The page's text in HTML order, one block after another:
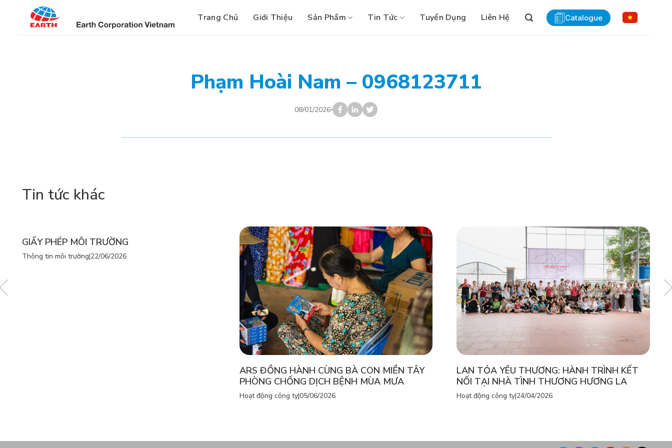
Trang Chủ Giới Thiệu Sản Phẩm Tin Tức Tuyển Dụng Liên Hệ Catalogue
Phạm Hoài Nam – 0968123711
08/01/2026
Tin tức khác
GIẤY PHÉP MÔI TRƯỜNG
Thông tin môi trường|22/06/2026
ARS ĐỒNG HÀNH CÙNG BÀ CON MIỀN TÂY
PHÒNG CHỐNG DỊCH BỆNH MÙA MƯA
Hoạt động công ty|05/06/2026
LAN TỎA YÊU THƯƠNG: HÀNH TRÌNH KẾT
NỐI TẠI NHÀ TÌNH THƯƠNG HƯƠNG LA
Hoạt động công ty|24/04/2026